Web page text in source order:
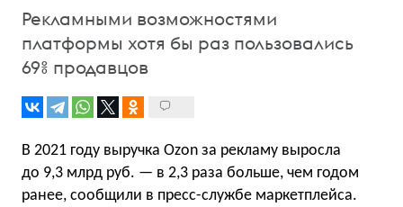
Рекламными возможностями
платформы хотя бы раз пользовались
69% продавцов
В 2021 году выручка Ozon за рекламу выросла
до 9,3 млрд руб. — в 2,3 раза больше, чем годом
ранее, сообщили в пресс-службе маркетплейса.